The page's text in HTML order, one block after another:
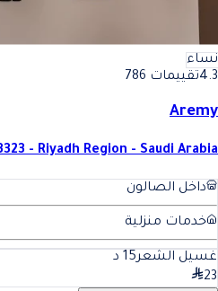
نساء
4.3تقييمات 786
Aremy
- Riyadh Region - Saudi Arabia
داخل الصالون
خدمات منزلية
غسيل الشعر15 د
23